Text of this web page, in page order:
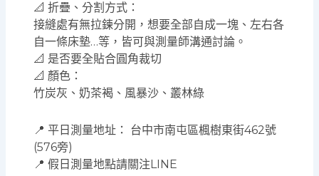
📐 折疊、分割方式：
接縫處有無拉鍊分開，想要全部自成一塊、左右各
自一條床墊…等，皆可與測量師溝通討論。
📐 是否要全貼合圓角裁切
📐 顏色：
竹炭灰、奶茶褐、風暴沙、叢林綠
📍 平日測量地址： 台中市南屯區楓樹東街462號
(576旁)
📍 假日測量地點請關注LINE